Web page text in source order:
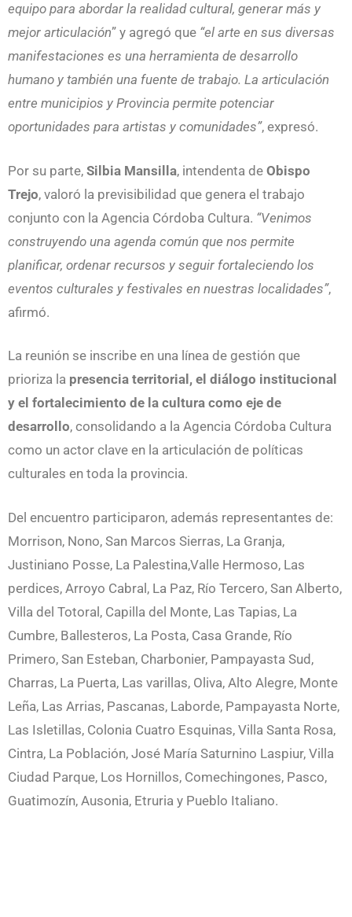
equipo para abordar la realidad cultural, generar más y
mejor articulación” y agregó que “el arte en sus diversas
manifestaciones es una herramienta de desarrollo
humano y también una fuente de trabajo. La articulación
entre municipios y Provincia permite potenciar
oportunidades para artistas y comunidades”, expresó.
Por su parte, Silbia Mansilla, intendenta de Obispo
Trejo, valoró la previsibilidad que genera el trabajo
conjunto con la Agencia Córdoba Cultura. “Venimos
construyendo una agenda común que nos permite
planificar, ordenar recursos y seguir fortaleciendo los
eventos culturales y festivales en nuestras localidades”,
afirmó.
La reunión se inscribe en una línea de gestión que
prioriza la presencia territorial, el diálogo institucional
y el fortalecimiento de la cultura como eje de
desarrollo, consolidando a la Agencia Córdoba Cultura
como un actor clave en la articulación de políticas
culturales en toda la provincia.
Del encuentro participaron, además representantes de:
Morrison, Nono, San Marcos Sierras, La Granja,
Justiniano Posse, La Palestina,Valle Hermoso, Las
perdices, Arroyo Cabral, La Paz, Río Tercero, San Alberto,
Villa del Totoral, Capilla del Monte, Las Tapias, La
Cumbre, Ballesteros, La Posta, Casa Grande, Río
Primero, San Esteban, Charbonier, Pampayasta Sud,
Charras, La Puerta, Las varillas, Oliva, Alto Alegre, Monte
Leña, Las Arrias, Pascanas, Laborde, Pampayasta Norte,
Las Isletillas, Colonia Cuatro Esquinas, Villa Santa Rosa,
Cintra, La Población, José María Saturnino Laspiur, Villa
Ciudad Parque, Los Hornillos, Comechingones, Pasco,
Guatimozín, Ausonia, Etruria y Pueblo Italiano.